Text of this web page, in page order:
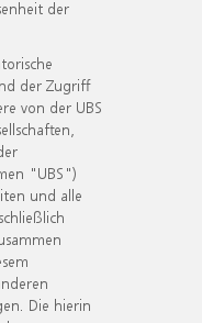
der
der Zugriff
von der UBS
"UBS")
und alle
Die hierin